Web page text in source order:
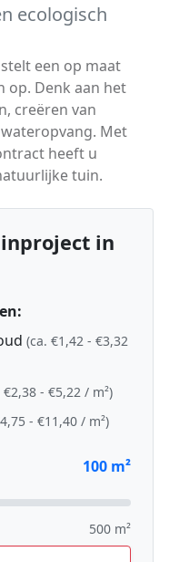
ecologisch
een op maat
op. Denk aan het
creëren van
Met
heeft u
tuin.
in
(ca. €1,42 - €3,32
€2,38 - €5,22 / m²)
- €11,40 / m²)
100 m²
500 m²